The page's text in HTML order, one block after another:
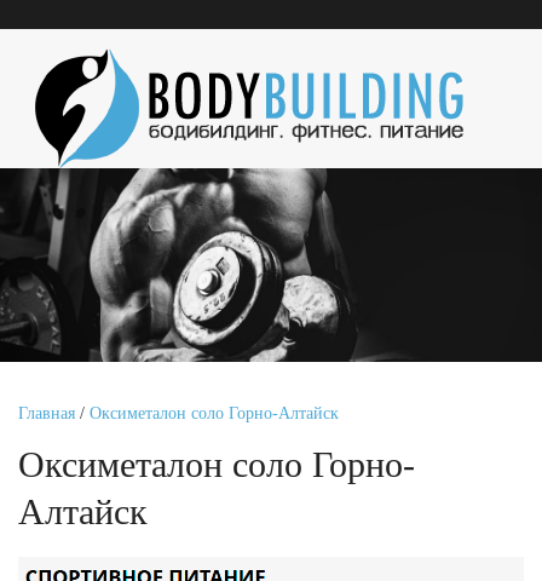
Главная / Оксиметалон соло Горно-Алтайск
Оксиметалон соло Горно-
Алтайск